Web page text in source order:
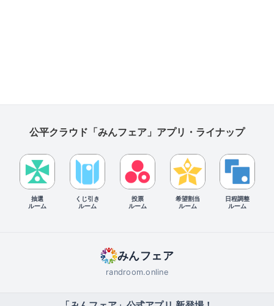
公平クラウド「みんフェア」アプリ・ライナップ
抽選
ルーム
くじ引き
ルーム
投票
ルーム
希望割当
ルーム
日程調整
ルーム
みんフェア
randroom.online